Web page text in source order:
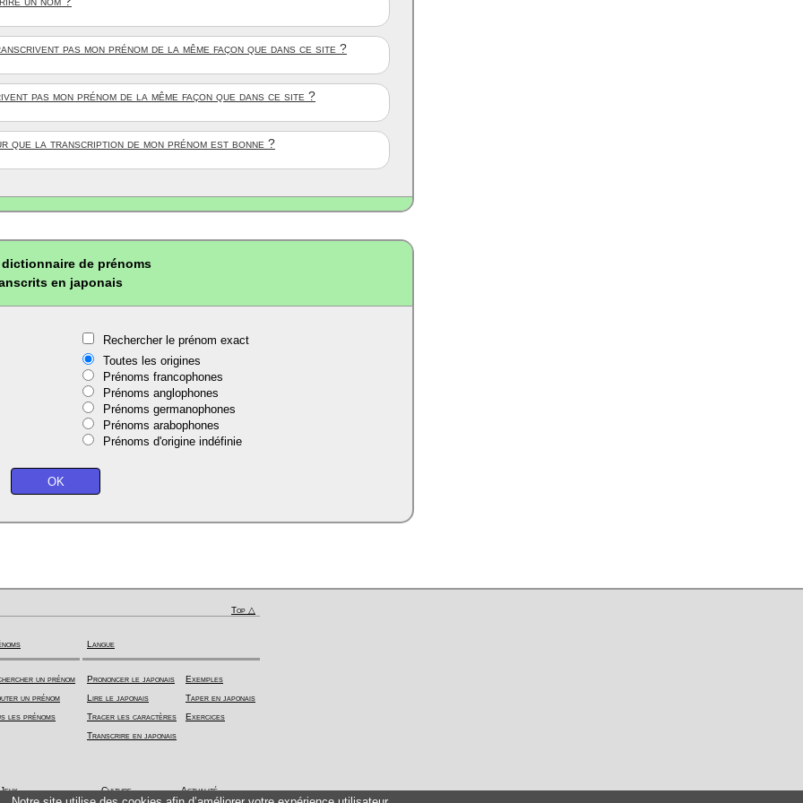
pas mon prénom de la même façon que dans ce site ?
pas mon prénom de la même façon que dans ce site ?
que la transcription de mon prénom est bonne ?
de prénoms
en japonais
Rechercher le prénom exact
Toutes les origines
Prénoms francophones
Prénoms anglophones
Prénoms germanophones
Prénoms arabophones
Prénoms d'origine indéfinie
Top △
un prénom
un prénom
les prénoms
Langue
Prononcer le japonais
Lire le japonais
Tracer les caractères
Transcrire en japonais
Exemples
Taper en japonais
Exercices
Jeux Culture Actualité